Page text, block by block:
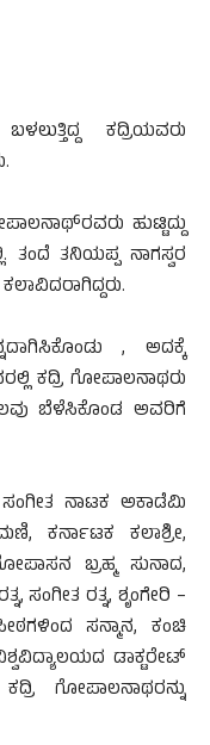
ಕದ್ರಿಯವರು
ಹುಟ್ಟಿದ್ದು
ತಂದೆ ತನಿಯಪ್ಪ ನಾಗಸ್ವರ
, ಅದಕ್ಕೆ
ಕದ್ರಿ ಗೋಪಾಲನಾಥರು
ಬೆಳೆಸಿಕೊಂಡ ಅವರಿಗೆ
ಸಂಗೀತ ನಾಟಕ ಅಕಾಡೆಮಿ
ಕರ್ನಾಟಕ ಕಲಾಶ್ರೀ,
ಬ್ರಹ್ಮ ಸುನಾದ,
ಸಂಗೀತ ರತ್ನ, ಶೃಂಗೇರಿ –
ಸನ್ಮಾನ, ಕಂಚಿ
ಡಾಕ್ಟರೇಟ್
ಗೋಪಾಲನಾಥರನ್ನು